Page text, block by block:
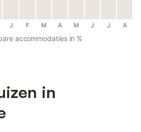
J F M A M J J A
accommodaties in %
in